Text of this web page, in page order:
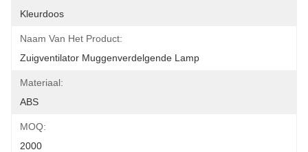
Kleurdoos
Naam Van Het Product:
Zuigventilator Muggenverdelgende Lamp
Materiaal:
ABS
MOQ:
2000